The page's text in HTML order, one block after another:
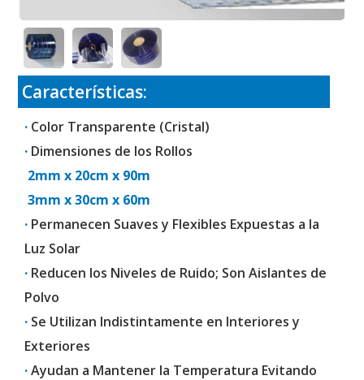
Características:
· Color Transparente (Cristal)
· Dimensiones de los Rollos
2mm x 20cm x 90m
3mm x 30cm x 60m
· Permanecen Suaves y Flexibles Expuestas a la
Luz Solar
· Reducen los Niveles de Ruido; Son Aislantes de
Polvo
· Se Utilizan Indistintamente en Interiores y
Exteriores
·Ayudan a Mantener la Temperatura Evitando